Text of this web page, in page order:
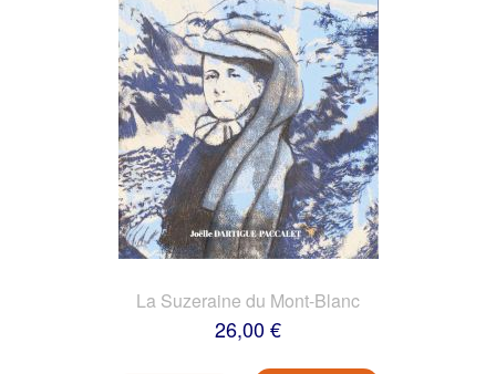
La Suzeraine du Mont-Blanc
26,00 €